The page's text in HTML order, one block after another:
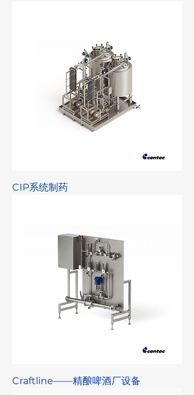
CIP系统制药
Craftline——精酿啤酒厂设备